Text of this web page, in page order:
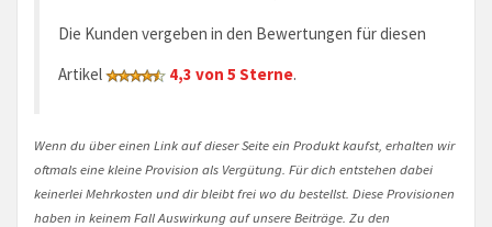
Die Kunden vergeben in den Bewertungen für diesen
Artikel
4,3 von 5 Sterne.
Wenn du über einen Link auf dieser Seite ein Produkt kaufst, erhalten wir
oftmals eine kleine Provision als Vergütung. Für dich entstehen dabei
keinerlei Mehrkosten und dir bleibt frei wo du bestellst. Diese Provisionen
haben in keinem Fall Auswirkung auf unsere Beiträge. Zu den